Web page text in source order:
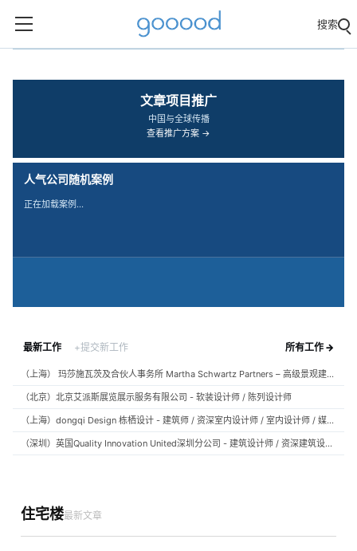
搜索
文章项目推广
中国与全球传播
查看推广方案 →
人气公司随机案例
正在加载案例…
最新工作 +提交新工作 所有工作 →
（上海） 玛莎施瓦茨及合伙人事务所 Martha Schwartz Partners – 高级景观建筑师 Senior Landscape Designer / 景观建筑师 Landscape Designer
（北京）北京艾派斯展览展示服务有限公司 - 软装设计师 / 陈列设计师
（上海）dongqi Design 栋栖设计 - 建筑师 / 资深室内设计师 / 室内设计师 / 媒体及公共关系主管 / 设计实习生（常年招聘）
（深圳）英国Quality Innovation United深圳分公司 - 建筑设计师 / 资深建筑设计师 / 室内设计师 / 设计实习生
住宅楼最新文章